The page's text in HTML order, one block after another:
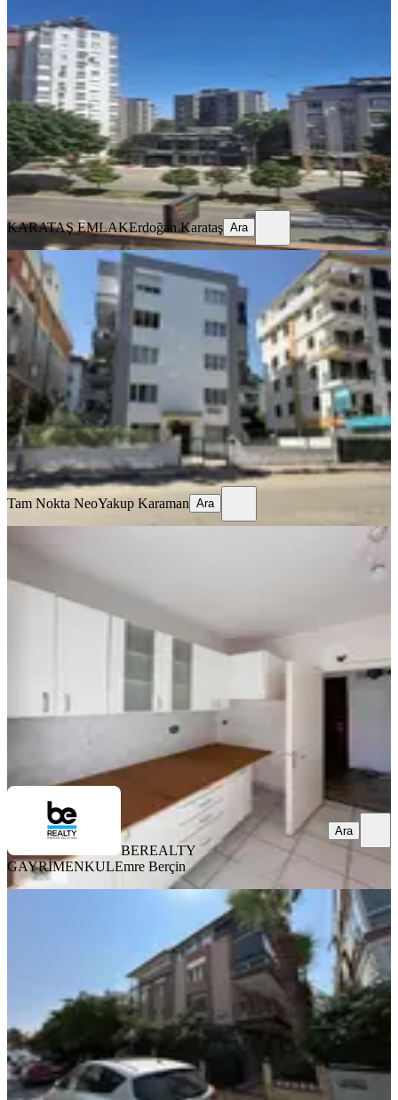
Muratpaşa, Meydankavağı Mahallesi
3+1
2. Kat·07.08.2026
50.000 ₺
KARATAŞ EMLAKErdoğan Karataş
Ara
KARATAŞ EMLAKErdoğan Karataş Ara
YENİ
Meydankavağında Geniş 2+1 Kiralık
Daire Ayrı Mutfak Doğalgazlı
Muratpaşa, Meydankavağı Mahallesi
2+1· 100 m² 1. Kat ·07.08.2026
32.000 ₺
Tam Nokta Neo Yakup Karaman
Ara
Tam Nokta NeoYakup Karaman Ara
3+1
30.000 ₺
BEREALTY GAYRİMENKUL Emre Berçin
BEREALTY
GAYRİMENKULEmre Berçin
Ara
Fener'de Kiralık 2+1 Daire
Muratpaşa, Fener Mahallesi
2+1·80 m² 1. Kat ·06.08.2026
40.000 ₺
Neo GayrimenkulNeşe İçen
Ara